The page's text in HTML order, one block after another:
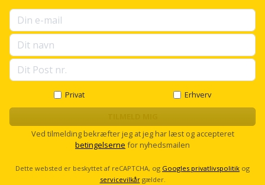
og
fundablokke
Lofter
Lofttrapper
Murbinder
murfolie
Kiler
Kloakrenser
Kniv
hobbykniv
Koben
Kridtsnor
Diamantskæremaskine
Diamantslibertilbehør
Dykkerpistol
Excenterslibertilbehør
Fedtsprøjte
Robotplæneklipper
tilbehør
Vandpumpe
Vertikalskærer
mosfjerner
Vinduesvasker
Flagstænger
til
hus
og
have
Fuglefoderhus
Garderobe
Privat Erhverv
Ved tilmelding bekræfter jeg at jeg har læst og accepteret
betingelserne for nyhedsmailen
Dette websted er beskyttet af reCAPTCHA, og Googles privatlivspolitik og
servicevilkårgælder.